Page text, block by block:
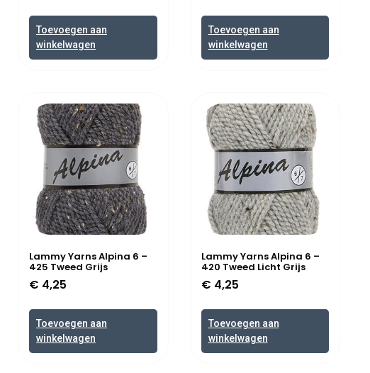
Toevoegen aan
winkelwagen
Toevoegen aan
winkelwagen
Lammy Yarns Alpina 6 –
425 Tweed Grijs
€ 4,25
Toevoegen aan
winkelwagen
Lammy Yarns Alpina 6 –
420 Tweed Licht Grijs
€ 4,25
Toevoegen aan
winkelwagen